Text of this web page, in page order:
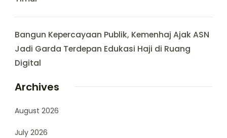
Bangun Kepercayaan Publik, Kemenhaj Ajak ASN
Jadi Garda Terdepan Edukasi Haji di Ruang
Digital
Archives
August 2026
July 2026